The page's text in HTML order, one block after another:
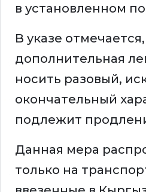
в установленном
В указе
дополнительная
носить разовый,
окончательный
подлежит
Данная мера
только на